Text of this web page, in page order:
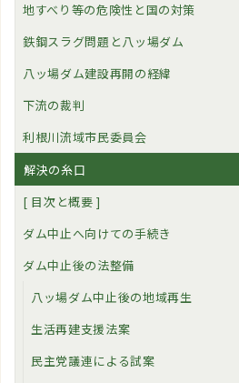
地すべり等の危険性と国の対策
鉄鋼スラグ問題と八ッ場ダム
八ッ場ダム建設再開の経緯
下流の裁判
利根川流域市民委員会
解決の糸口
[ 目次と概要 ]
ダム中止へ向けての手続き
ダム中止後の法整備
八ッ場ダム中止後の地域再生
生活再建支援法案
民主党議連による試案